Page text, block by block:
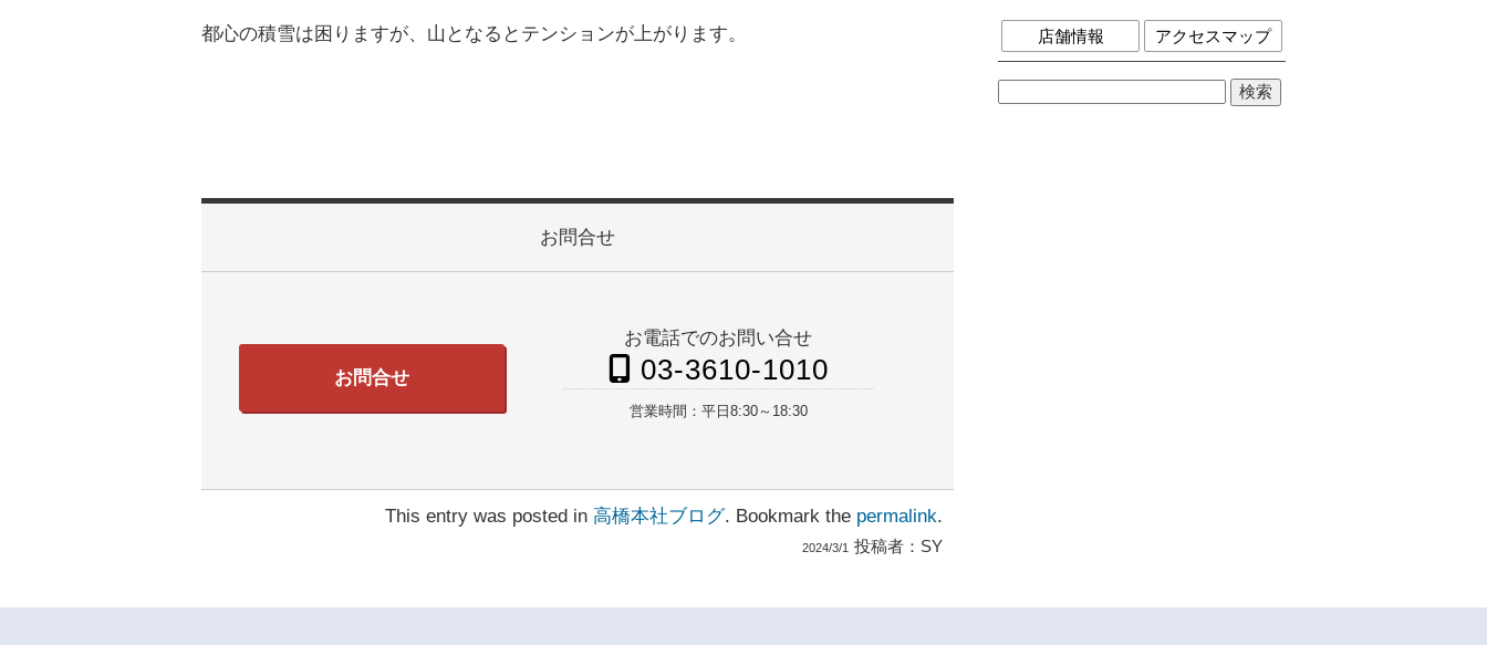
都心の積雪は困りますが、山となるとテンションが上がります。
お問合せ
お問合せ
お電話でのお問い合せ
03-3610-1010
営業時間： 平日8:30～18:30
This entry was posted in 高橋本社ブログ. Bookmark the permalink.
2024/3/1 投稿者： SY
店舗情報 アクセスマップ